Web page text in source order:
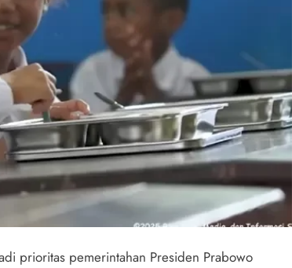
prioritas pemerintahan Presiden Prabowo